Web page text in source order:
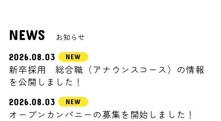
NEWS お知らせ
2026.08.03
新卒採用 総合職（アナウンスコース）の情報
を公開しました！
2026.08.03
オープンカンパニーの募集を開始しました！